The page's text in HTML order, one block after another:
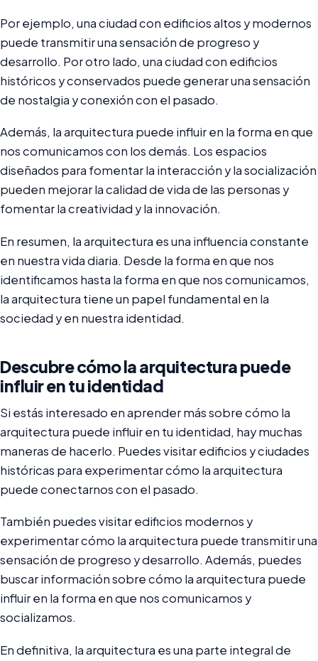
Por ejemplo, una ciudad con edificios altos y modernos
puede transmitir una sensación de progreso y
desarrollo. Por otro lado, una ciudad con edificios
históricos y conservados puede generar una sensación
de nostalgia y conexión con el pasado.
Además, la arquitectura puede influir en la forma en que
nos comunicamos con los demás. Los espacios
diseñados para fomentar la interacción y la socialización
pueden mejorar la calidad de vida de las personas y
fomentar la creatividad y la innovación.
En resumen, la arquitectura es una influencia constante
en nuestra vida diaria. Desde la forma en que nos
identificamos hasta la forma en que nos comunicamos,
la arquitectura tiene un papel fundamental en la
sociedad y en nuestra identidad.
Descubre cómo la arquitectura puede
influir en tu identidad
Si estás interesado en aprender más sobre cómo la
arquitectura puede influir en tu identidad, hay muchas
maneras de hacerlo. Puedes visitar edificios y ciudades
históricas para experimentar cómo la arquitectura
puede conectarnos con el pasado.
También puedes visitar edificios modernos y
experimentar cómo la arquitectura puede transmitir una
sensación de progreso y desarrollo. Además, puedes
buscar información sobre cómo la arquitectura puede
influir en la forma en que nos comunicamos y
socializamos.
En definitiva, la arquitectura es una parte integral de